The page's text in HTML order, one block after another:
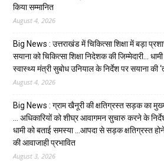
किया सम्मानित
August 4, 2026
Big News : उत्तराखंड में चिकित्सा शिक्षा में बड़ा
सयाना को चिकित्सा शिक्षा निदेशक की जिम्मेदारी…
स्वास्थ्य मंत्री सुबोध उनियाल के निर्देश पर सयाना की
August 4, 2026
Big News : ग्राम खैनूरी की क्षतिग्रस्त सड़क का
… अधिकारियों को शीघ्र आवागमन सुचारु करने के
धामी को बताई समस्या …आपदा से सड़क क्षतिग्रस्त
की आवाजाही प्रभावित
August 3, 2026